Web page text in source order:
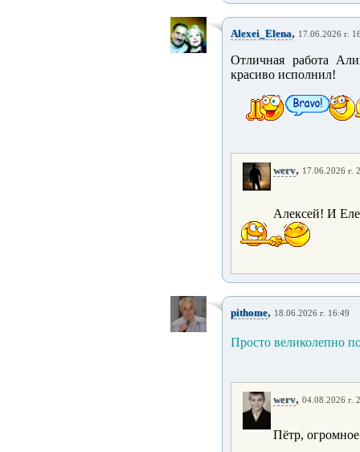
Alexei_Elena, 17.06.2026 г.
Отличная работа
красиво исполнил!
werv, 17.06.2026 г.
Алексей! И
pithome, 18.06.2026 г. 16:49
Просто великолепно
werv, 04.08.2026 г.
Пётр,